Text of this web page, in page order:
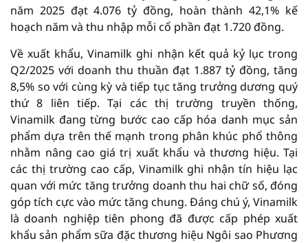
năm 2025 đạt 4.076 tỷ đồng, hoàn thành 42,1% kế
hoạch năm và thu nhập mỗi cổ phần đạt 1.720 đồng.
Về xuất khẩu, Vinamilk ghi nhận kết quả kỷ lục trong
Q2/2025 với doanh thu thuần đạt 1.887 tỷ đồng, tăng
8,5% so với cùng kỳ và tiếp tục tăng trưởng dương quý
thứ 8 liên tiếp. Tại các thị trường truyền thống,
Vinamilk đang từng bước cao cấp hóa danh mục sản
phẩm dựa trên thế mạnh trong phân khúc phổ thông
nhằm nâng cao giá trị xuất khẩu và thương hiệu. Tại
các thị trường cao cấp, Vinamilk ghi nhận tín hiệu lạc
quan với mức tăng trưởng doanh thu hai chữ số, đóng
góp tích cực vào mức tăng chung. Đáng chú ý, Vinamilk
là doanh nghiệp tiên phong đã được cấp phép xuất
khẩu sản phẩm sữa đặc thương hiệu Ngôi sao Phương